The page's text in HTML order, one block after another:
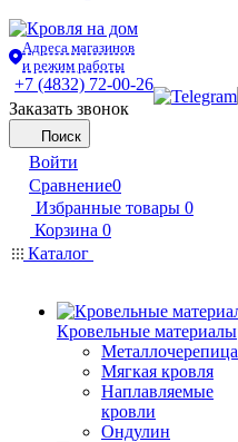
Адреса магазинов
и режим работы
+7 (4832) 72-00-26
Заказать звонок
Поиск
Войти
Сравнение0
Избранные товары 0
Корзина 0
Каталог
Кровельные материалы
Металлочерепица
Мягкая кровля
Наплавляемые
кровли
Ондулин